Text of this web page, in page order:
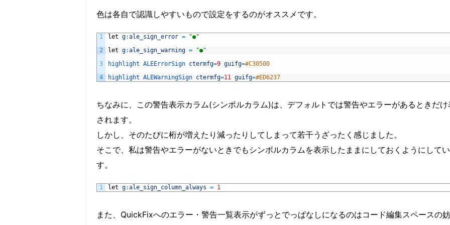
色は各自で認識しやすいもので設定をするのがオススメです。
1
2
3
4
let g:ale_sign_error =
"●"
let g:ale_sign_warning =
"●"
highlight ALEErrorSign ctermfg=9 guifg=#C30500
highlight ALEWarningSign ctermfg=11 guifg=#ED6237
ちなみに、この警告表示カラム(シンボルカラム)は、デフォルトでは警告やエラーがあるときだけ
されます。
しかし、そのたびに桁が増えたり減ったりしてしまって若干うざったく感じました。
そこで、私は警告やエラーがないときでもシンボルカラムを表示したままにしておくようにしてい
す。
1 let g:ale_sign_column_always = 1
また、QuickFixへのエラー・警告一覧表示がずっとでっぱなしになるのはコード編集スペースの